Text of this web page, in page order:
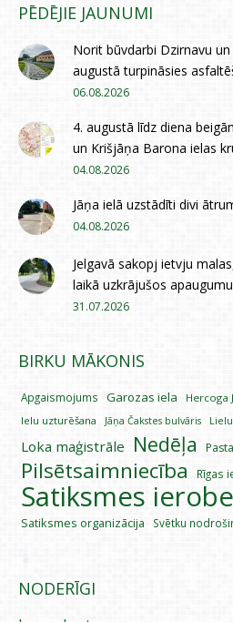
PĒDĒJIE JAUNUMI
Norit būvdarbi Dzirnavu
augustā turpināsies
06.08.2026
4. augustā līdz diena
un Krišjāņa Barona ielas
04.08.2026
Jāņa ielā uzstādīti divi
04.08.2026
Jelgavā sakopj ietvju
laikā uzkrājušos apaugumu
31.07.2026
BIRKU MĀKONIS
Apgaismojums Garozas iela
Hercoga
Ielu uzturēšana
Jāņa Čakstes bulvāris
Loka maģistrāle Nedēļa
Pilsētsaimniecība Rīgas
Satiksmes
Satiksmes organizācija Svētku
NODERĪGI